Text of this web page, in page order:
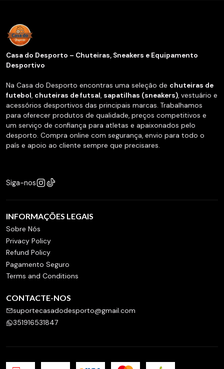
Casa do Desporto – Chuteiras, Sneakers e Equipamento
Desportivo
Na Casa do Desporto encontras uma seleção de chuteiras de
futebol, chuteiras de futsal, sapatilhas (sneakers), vestuário e
acessórios desportivos das principais marcas. Trabalhamos
para oferecer produtos de qualidade, preços competitivos e
um serviço de confiança para atletas e apaixonados pelo
desporto. Compra online com segurança, envio para todo o
país e apoio ao cliente sempre que precisares.
Siga-nos
INFORMAÇÕES LEGAIS
Sobre Nós
Privacy Policy
Refund Policy
Pagamento Seguro
Terms and Conditions
CONTACTE-NOS
suportecasadodesporto@gmail.com
351916531847